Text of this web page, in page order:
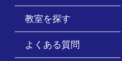
教室を探す
よくある質問